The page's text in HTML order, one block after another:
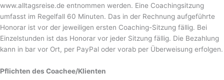
www.alltagsreise.de entnommen werden. Eine Coachingsitzung
umfasst im Regelfall 60 Minuten. Das in der Rechnung aufgeführte
Honorar ist vor der jeweiligen ersten Coaching-Sitzung fällig. Bei
Einzelstunden ist das Honorar vor jeder Sitzung fällig. Die Bezahlung
kann in bar vor Ort, per PayPal oder vorab per Überweisung erfolgen.
Pflichten des Coachee/Klienten